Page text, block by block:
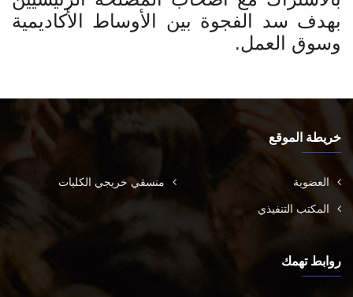
بهدف سد الفجوة بين الأوساط الأكاديمية
وسوق العمل.
خريطة الموقع
العضوية منسقي خريجي الكليات
المكتب التنفيذي
روابط تهمك